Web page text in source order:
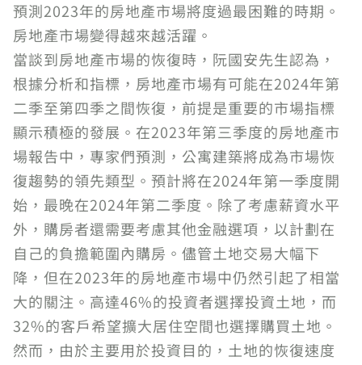
預測2023年的房地產市場將度過最困難的時期。
房地產市場變得越來越活躍。
當談到房地產市場的恢復時，阮國安先生認為，
根據分析和指標，房地產市場有可能在2024年第
二季至第四季之間恢復，前提是重要的市場指標
顯示積極的發展。在2023年第三季度的房地產市
場報告中，專家們預測，公寓建築將成為市場恢
復趨勢的領先類型。預計將在2024年第一季度開
始，最晚在2024年第二季度。除了考慮薪資水平
外，購房者還需要考慮其他金融選項，以計劃在
自己的負擔範圍內購房。儘管土地交易大幅下
降，但在2023年的房地產市場中仍然引起了相當
大的關注。高達46%的投資者選擇投資土地，而
32%的客戶希望擴大居住空間也選擇購買土地。
然而，由於主要用於投資目的，土地的恢復速度